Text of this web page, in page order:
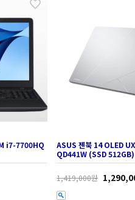
i7-7700HQ
ASUS 젠북 14 OLED
QD441W (SSD 512GB)
1,419,000원